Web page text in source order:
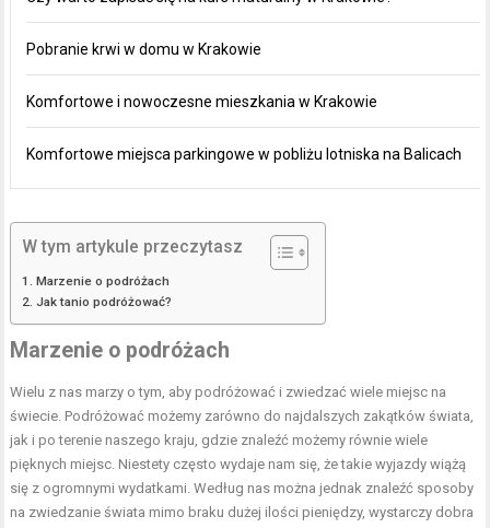
Pobranie krwi w domu w Krakowie
Komfortowe i nowoczesne mieszkania w Krakowie
Komfortowe miejsca parkingowe w pobliżu lotniska na Balicach
W tym artykule przeczytasz
Marzenie o podróżach
Jak tanio podróżować?
Marzenie o podróżach
Wielu z nas marzy o tym, aby podróżować i zwiedzać wiele miejsc na
świecie. Podróżować możemy zarówno do najdalszych zakątków świata,
jak i po terenie naszego kraju, gdzie znaleźć możemy równie wiele
pięknych miejsc. Niestety często wydaje nam się, że takie wyjazdy wiążą
się z ogromnymi wydatkami. Według nas można jednak znaleźć sposoby
na zwiedzanie świata mimo braku dużej ilości pieniędzy, wystarczy dobra